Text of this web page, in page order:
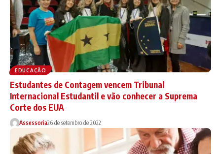
EDUCAÇÃO
Estudantes de Contagem vencem Tribunal
Internacional Estudantil e vão conhecer a Suprema
Corte dos EUA
Assessoria26 de setembro de 2022